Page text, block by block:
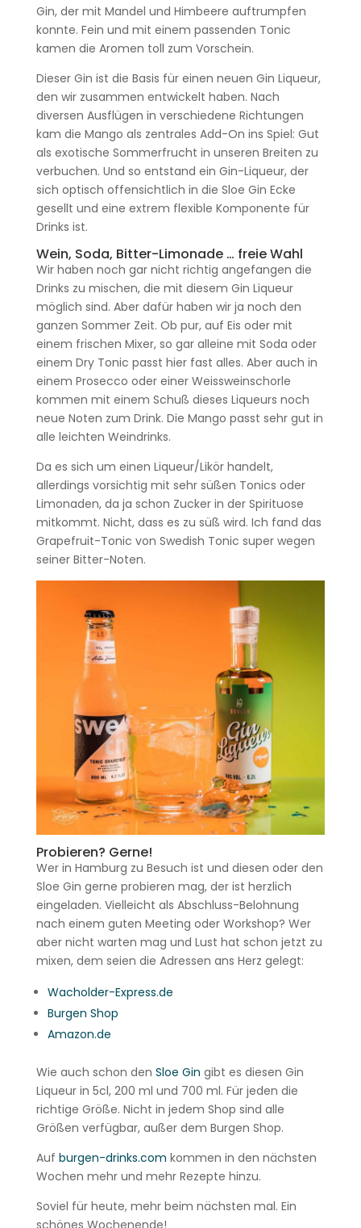
Gin, der mit Mandel und Himbeere auftrumpfen
konnte. Fein und mit einem passenden Tonic
kamen die Aromen toll zum Vorschein.
Dieser Gin ist die Basis für einen neuen Gin Liqueur,
den wir zusammen entwickelt haben. Nach
diversen Ausflügen in verschiedene Richtungen
kam die Mango als zentrales Add-On ins Spiel: Gut
als exotische Sommerfrucht in unseren Breiten zu
verbuchen. Und so entstand ein Gin-Liqueur, der
sich optisch offensichtlich in die Sloe Gin Ecke
gesellt und eine extrem flexible Komponente für
Drinks ist.
Wein, Soda, Bitter-Limonade … freie Wahl
Wir haben noch gar nicht richtig angefangen die
Drinks zu mischen, die mit diesem Gin Liqueur
möglich sind. Aber dafür haben wir ja noch den
ganzen Sommer Zeit. Ob pur, auf Eis oder mit
einem frischen Mixer, so gar alleine mit Soda oder
einem Dry Tonic passt hier fast alles. Aber auch in
einem Prosecco oder einer Weissweinschorle
kommen mit einem Schuß dieses Liqueurs noch
neue Noten zum Drink. Die Mango passt sehr gut in
alle leichten Weindrinks.
Da es sich um einen Liqueur/Likör handelt,
allerdings vorsichtig mit sehr süßen Tonics oder
Limonaden, da ja schon Zucker in der Spirituose
mitkommt. Nicht, dass es zu süß wird. Ich fand das
Grapefruit-Tonic von Swedish Tonic super wegen
seiner Bitter-Noten.
Probieren? Gerne!
Wer in Hamburg zu Besuch ist und diesen oder den
Sloe Gin gerne probieren mag, der ist herzlich
eingeladen. Vielleicht als Abschluss-Belohnung
nach einem guten Meeting oder Workshop? Wer
aber nicht warten mag und Lust hat schon jetzt zu
mixen, dem seien die Adressen ans Herz gelegt:
Wacholder-Express.de
Burgen Shop
Amazon.de
Wie auch schon den Sloe Gin gibt es diesen Gin
Liqueur in 5cl, 200 ml und 700 ml. Für jeden die
richtige Größe. Nicht in jedem Shop sind alle
Größen verfügbar, außer dem Burgen Shop.
Auf burgen-drinks.com kommen in den nächsten
Wochen mehr und mehr Rezepte hinzu.
Soviel für heute, mehr beim nächsten mal. Ein